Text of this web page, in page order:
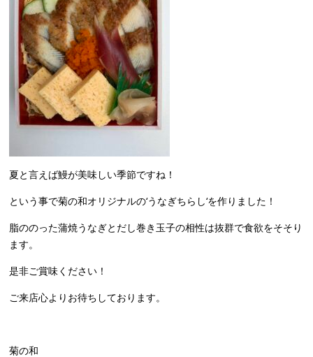
夏と言えば鰻が美味しい季節ですね！
という事で菊の和オリジナルの‘うなぎちらし‘を作りました！
脂ののった蒲焼うなぎとだし巻き玉子の相性は抜群で食欲をそそり
ます。
是非ご賞味ください！
ご来店心よりお待ちしております。
菊の和